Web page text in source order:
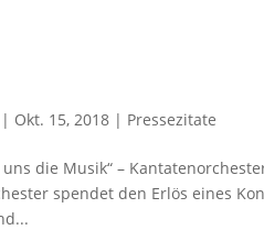
| Okt. 15, 2018 | Pressezitate
die Musik“ –
spendet den Erlös eines